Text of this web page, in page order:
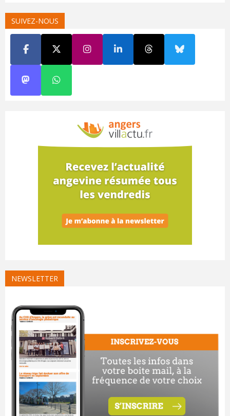
SUIVEZ-NOUS
NEWSLETTER